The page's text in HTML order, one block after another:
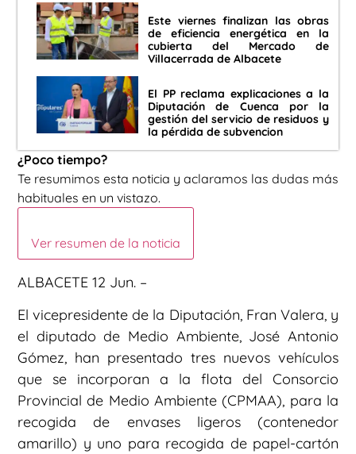
Este viernes finalizan las obras
de eficiencia energética en la
cubierta del Mercado de
Villacerrada de Albacete
El PP reclama explicaciones a la
Diputación de Cuenca por la
gestión del servicio de residuos y
la pérdida de subvencion
¿Poco tiempo?
Te resumimos esta noticia y aclaramos las dudas más
habituales en un vistazo.
Ver resumen de la noticia
ALBACETE 12 Jun. –
El vicepresidente de la Diputación, Fran Valera, y
el diputado de Medio Ambiente, José Antonio
Gómez, han presentado tres nuevos vehículos
que se incorporan a la flota del Consorcio
Provincial de Medio Ambiente (CPMAA), para la
recogida de envases ligeros (contenedor
amarillo) y uno para recogida de papel-cartón